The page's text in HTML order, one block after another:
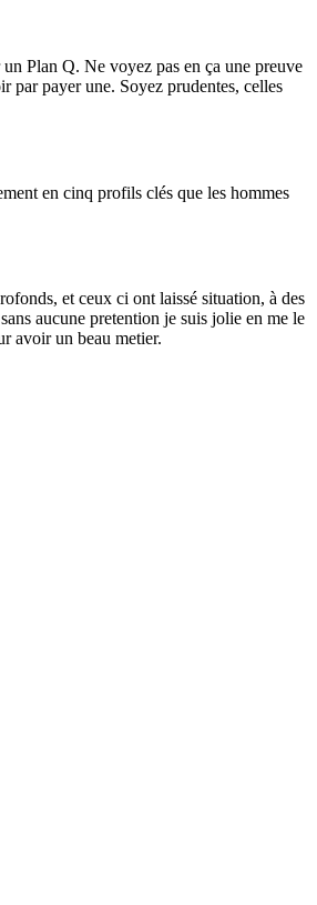
Plan Q. Ne voyez pas en ça une preuve
par payer une. Soyez prudentes, celles
en cinq profils clés que les hommes
et ceux ci ont laissé situation, à des
aucune pretention je suis jolie en me le
avoir un beau metier.